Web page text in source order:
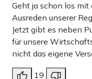
Geht ja schon los
Ausreden unserer
Jetzt gibt es neben
für unsere
nicht das eigene
19